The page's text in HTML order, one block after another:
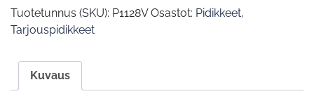
Tuotetunnus (SKU): P1128V Osastot: Pidikkeet,
Tarjouspidikkeet
Kuvaus